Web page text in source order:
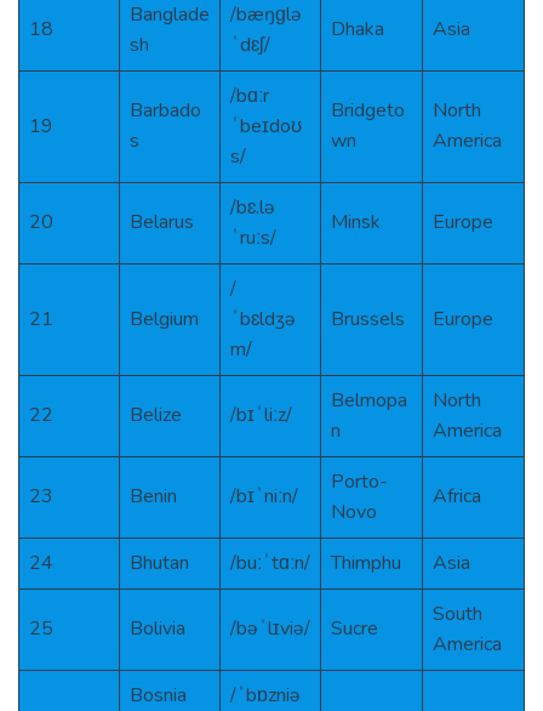
18
Banglade
sh
/bæŋɡlə
ˈdɛʃ/
Dhaka Asia
19
Barbado
s
/bɑːr
ˈbeɪdoʊ
s/
Bridgeto
wn
North
America
20 Belarus
/bɛ.lə
ˈruːs/
Minsk Europe
21 Belgium
/
ˈbɛldʒə
m/
Brussels Europe
22 Belize /bɪˈliːz/
Belmopa
n
North
America
23 Benin /bɪˈniːn/
Porto-
Novo
Africa
24 Bhutan /buːˈtɑːn/ Thimphu Asia
25 Bolivia /bəˈlɪviə/ Sucre
South
America
Bosnia
/ˈbɒzniə